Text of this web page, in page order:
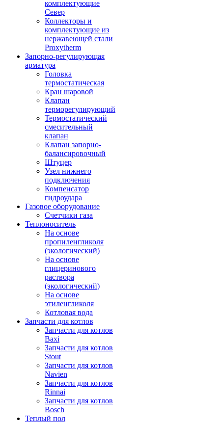
комплектующие
Север
Коллекторы и
комплектующие из
нержавеющей стали
Proxytherm
Запорно-регулирующая
арматура
Головка
термостатическая
Кран шаровой
Клапан
терморегулирующий
Термостатический
смесительный
клапан
Клапан запорно-
балансировочный
Штуцер
Узел нижнего
подключения
Компенсатор
гидроудара
Газовое оборудование
Счетчики газа
Теплоноситель
На основе
пропиленгликоля
(экологический)
На основе
глицеринового
раствора
(экологический)
На основе
этиленгликоля
Котловая вода
Запчасти для котлов
Запчасти для котлов
Baxi
Запчасти для котлов
Stout
Запчасти для котлов
Navien
Запчасти для котлов
Rinnai
Запчасти для котлов
Bosch
Теплый пол